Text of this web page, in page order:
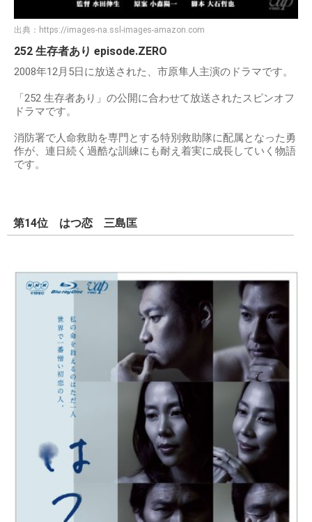
出典： https://images-na.ssl-images-amazon.com
252 生存者あり episode.ZERO
2008年12月5日に放送された、市原隼人主演のドラマです。
「252 生存者あり」の公開に合わせて放送されたスピンオフ
ドラマです。
消防署で人命救助を専門とする特別救助隊に配属となった勇
作が、連日続く過酷な訓練にも耐え着実に成長していく物語
です。
第14位 はつ恋 三島匡